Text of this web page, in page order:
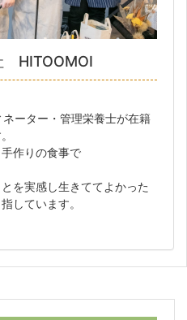
HITOOMOI
ーター・管理栄養士が在籍
作りの食事で
を実感し生きててよかった
しています。